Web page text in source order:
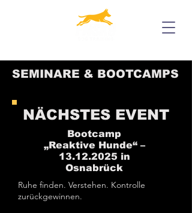
SEMINARE & BOOTCAMPS
NÄCHSTES EVENT
Bootcamp
„Reaktive Hunde“ –
13.12.2025 in
Osnabrück
Ruhe finden. Verstehen. Kontrolle
zurückgewinnen.